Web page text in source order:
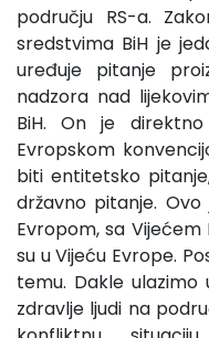
području RS-a.
sredstvima BiH je
uređuje pitanje
nadzora nad
BiH. On je
Evropskom
biti entitetsko
državno pitanje.
Evropom, sa
su u Vijeću Evrope.
temu. Dakle
zdravlje ljudi na